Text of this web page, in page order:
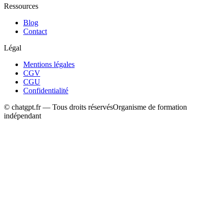
Ressources
Blog
Contact
Légal
Mentions légales
CGV
CGU
Confidentialité
© chatgpt.fr — Tous droits réservésOrganisme de formation
indépendant